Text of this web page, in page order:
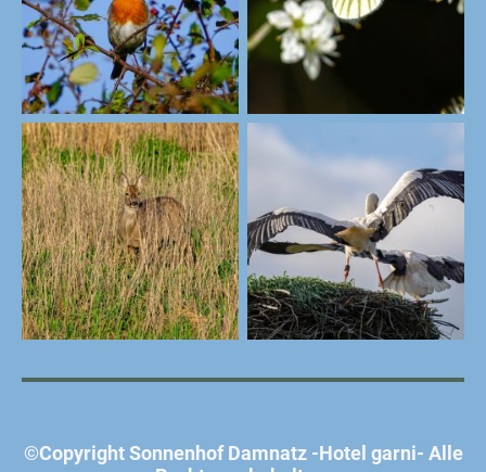
©Copyright Sonnenhof Damnatz -Hotel garni- Alle